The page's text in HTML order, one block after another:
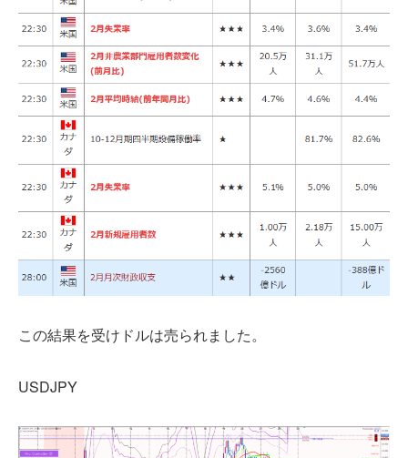
この結果を受けドルは売られました。
USDJPY